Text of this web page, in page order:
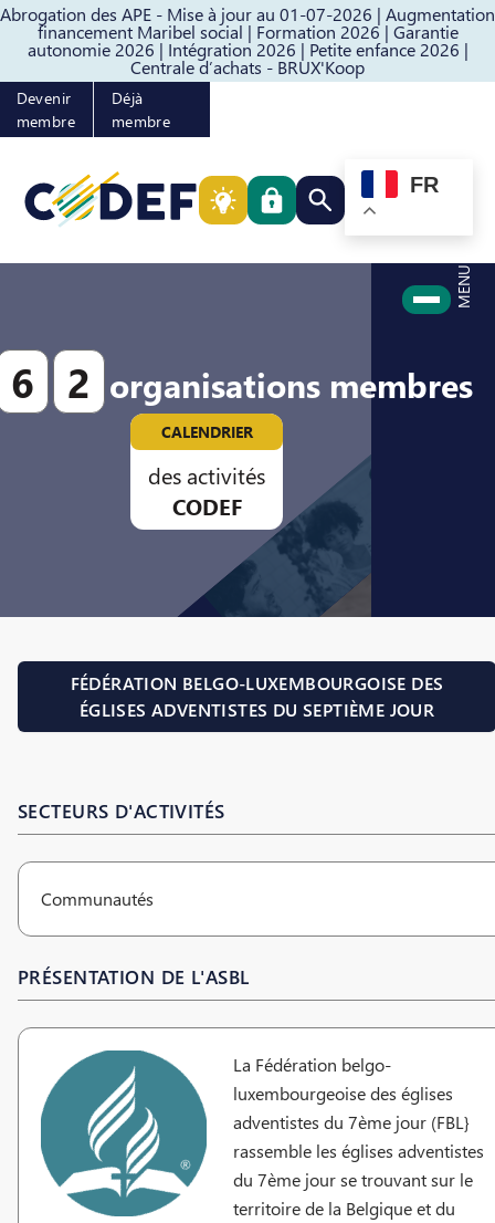
Abrogation des APE - Mise à jour au 01-07-2026 | Augmentation
financement Maribel social | Formation 2026 | Garantie
autonomie 2026 | Intégration 2026 | Petite enfance 2026 |
Centrale d’achats - BRUX'Koop
Passer au contenuPasser au pied de page
Devenir
membre
Déjà
membre
Rechercher quelque
FR
MENU
6 2 organisations membres
CALENDRIER
des activités
CODEF
FÉDÉRATION BELGO-LUXEMBOURGOISE DES
ÉGLISES ADVENTISTES DU SEPTIÈME JOUR
SECTEURS D'ACTIVITÉS
Communautés
PRÉSENTATION DE L'ASBL
La Fédération belgo-
luxembourgeoise des églises
adventistes du 7ème jour (FBL}
rassemble les églises adventistes
du 7ème jour se trouvant sur le
territoire de la Belgique et du